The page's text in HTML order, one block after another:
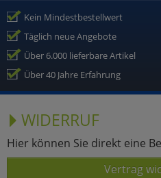
Kein Mindestbestellwert
Täglich neue Angebote
Über 6.000 lieferbare Artikel
Über 40 Jahre Erfahrung
WIDERRUF
Hier können Sie direkt eine
Vertrag